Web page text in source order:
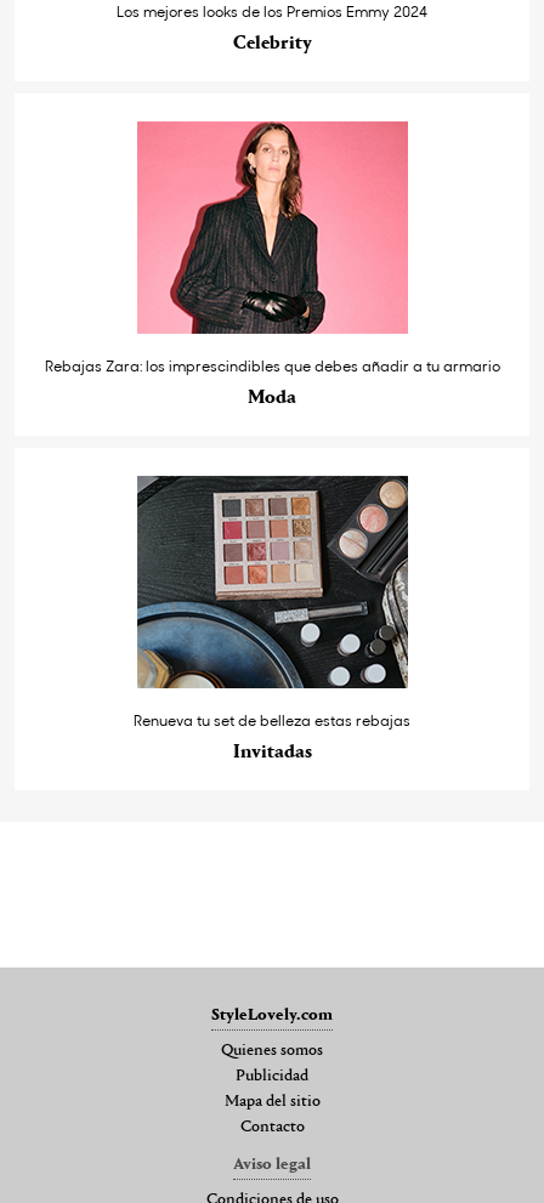
Los mejores looks de los Premios Emmy 2024
Celebrity
Rebajas Zara: los imprescindibles que debes añadir a tu armario
Moda
Renueva tu set de belleza estas rebajas
Invitadas
StyleLovely.com
Quienes somos
Publicidad
Mapa del sitio
Contacto
Aviso legal